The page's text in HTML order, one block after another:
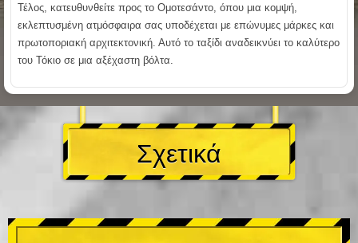
Τέλος, κατευθυνθείτε προς το Ομοτεσάντο, όπου μια κομψή,
εκλεπτυσμένη ατμόσφαιρα σας υποδέχεται με επώνυμες μάρκες και
πρωτοποριακή αρχιτεκτονική. Αυτό το ταξίδι αναδεικνύει το καλύτερο
του Τόκιο σε μια αξέχαστη βόλτα.
Σχετικά